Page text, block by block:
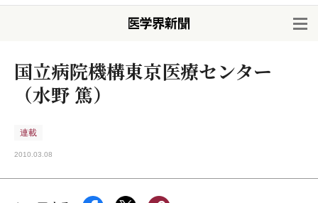
国立病院機構東京医療センター
（水野 篤）
連載
2010.03.08